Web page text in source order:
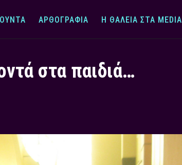
ΑΡΘΟΓΡΑΦΊΑ Η ΘΆΛΕΙΑ ΣΤΑ MEDIA
στα παιδιά…